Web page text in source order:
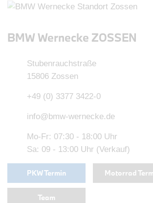
BMW Wernecke ZOSSEN
Stubenrauchstraße
15806 Zossen
+49 (0) 3377 3422-0
info@bmw-wernecke.de
Mo-Fr: 07:30 - 18:00 Uhr
Sa: 09 - 13:00 Uhr (Verkauf)
PKW Termin Motorrad
Team